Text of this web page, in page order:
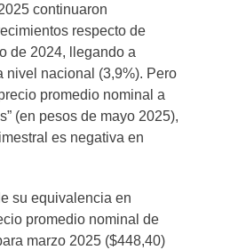
continuaron
respecto de
de 2024, llegando a
nivel nacional (3,9%). Pero
promedio nominal a
(en pesos de mayo 2025),
es negativa en
su equivalencia en
promedio nominal de
marzo 2025 ($448,40)